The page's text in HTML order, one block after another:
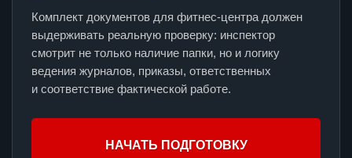
Комплект документов для фитнес-центра должен
выдерживать реальную проверку: инспектор
смотрит не только наличие папки, но и логику
ведения журналов, приказы, ответственных
и соответствие фактической работе.
НАЧАТЬ ПОДГОТОВКУ